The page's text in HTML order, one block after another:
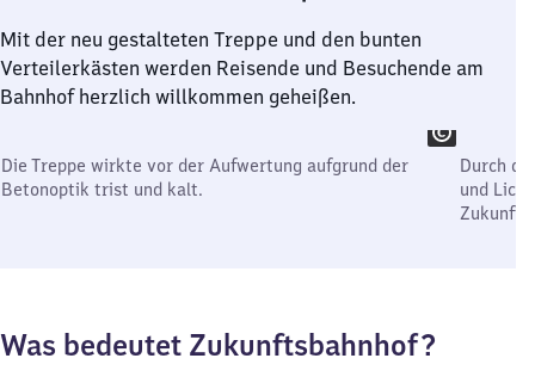
Mit der neu gestalteten Treppe und den bunten
Verteilerkästen werden Reisende und Besuchende am
Bahnhof herzlich willkommen geheißen.
Die Treppe wirkte vor der Aufwertung aufgrund der
Betonoptik trist und kalt.
Durch
und
Was bedeutet Zukunftsbahnhof?